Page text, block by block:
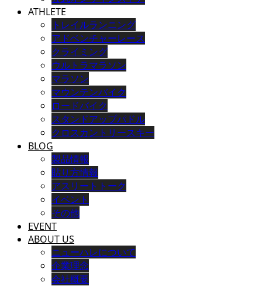
ATHLETE
トレイルランニング
アドベンチャーレース
クライミング
ウルトラマラソン
マラソン
マウンテンバイク
ロードバイク
スタンドアップパドル
クロスカントリースキー
BLOG
製品情報
貼り方情報
アスリートトーク
イベント
その他
EVENT
ABOUT US
ニューハレについて
企業理念
会社概要